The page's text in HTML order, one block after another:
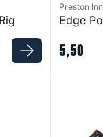
Preston
Edge
5,50